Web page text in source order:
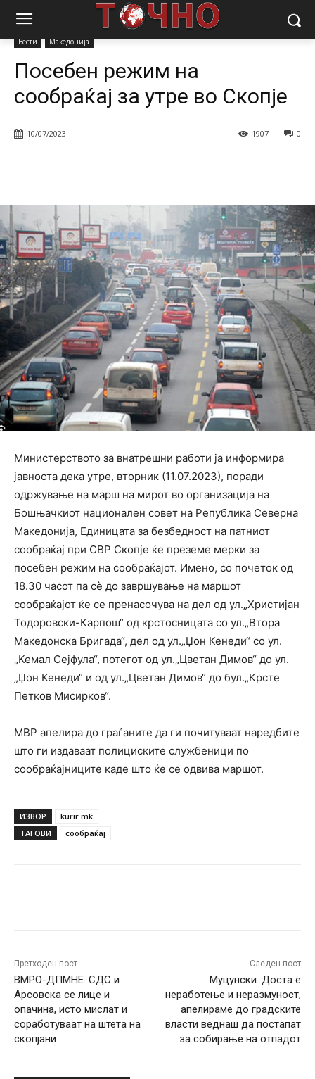
Почетна Посебен режим на сообраќај за утре во Скопје
Вести Македонија
Посебен режим на
сообраќај за утре во Скопје
10/07/2023 0
1907
Министерството за внатрешни работи ја информира
јавноста дека утре, вторник (11.07.2023), поради
одржување на марш на мирот во организација на
Бошњачкиот национален совет на Република Северна
Македонија, Единицата за безбедност на патниот
сообраќај при СВР Скопје ќе преземе мерки за
посебен режим на сообраќајот. Имено, со почеток од
18.30 часот па сѐ до завршување на маршот
сообраќајот ќе се пренасочува на дел од ул.„Христијан
Тодоровски-Карпош“ од крстосницата со ул.„Втора
Македонска Бригада“, дел од ул.„Џон Кенеди“ со ул.
„Кемал Сејфула“, потегот од ул.„Цветан Димов“ до ул.
„Џон Кенеди“ и од ул.„Цветан Димов“ до бул.„Крсте
Петков Мисирков“.
МВР апелира до граѓаните да ги почитуваат наредбите
што ги издаваат полициските службеници по
сообраќајниците каде што ќе се одвива маршот.
ИЗВОР
kurir.mk
ТАГОВИ
сообраќај
Претходен пост
ВМРО-ДПМНЕ: СДС и
Арсовска се лице и
опачина, исто мислат и
соработуваат на штета на
скопјани
Следен пост
Муцунски: Доста е
неработење и неразмуност,
апелираме до градските
власти веднаш да постапат
за собирање на отпадот